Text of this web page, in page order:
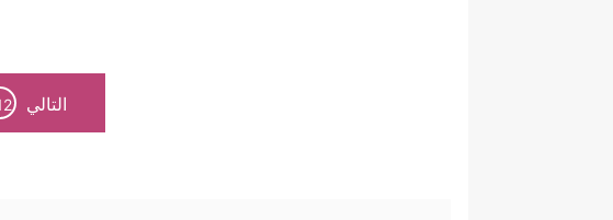
يؤكّد القرآن الكريم في هذا المقطع
﴿مَّا یَوَدُّ ٱلَّذِینَ كَفَرُواْ مِنۡ
التالي